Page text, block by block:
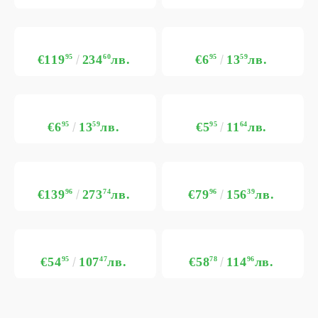
€11995 23460лв. €695 1359лв.
€695 1359лв. €595 11 64лв.
€13996 27374лв. €7996 15639лв.
€5495 10747лв. €5878 11496лв.